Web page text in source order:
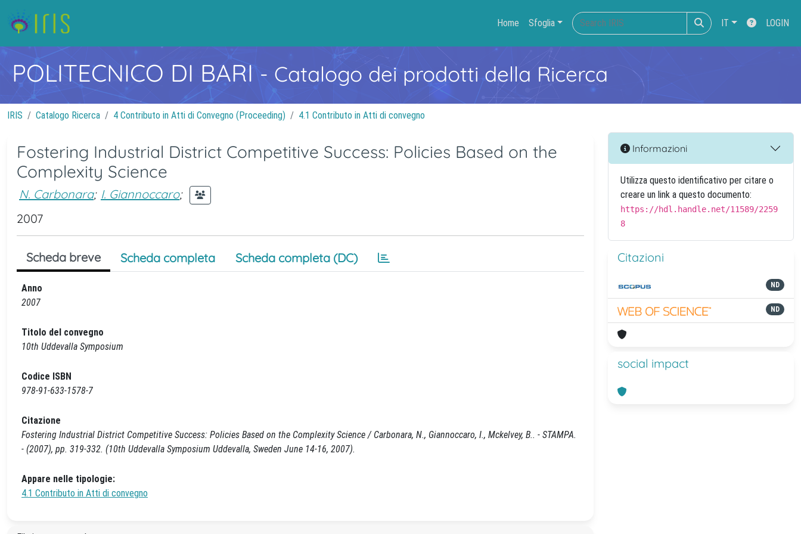
Home Sfoglia IT LOGIN
POLITECNICO DI BARI- Catalogo dei prodotti della Ricerca
IRIS Catalogo Ricerca 4 Contributo in Atti di Convegno (Proceeding) 4.1 Contributo in Atti di convegno
Fostering Industrial District Competitive Success: Policies Based on the
Complexity Science
N. Carbonara; I. Giannoccaro;
2007
Scheda breve Scheda completa Scheda completa (DC)
Anno
2007
Titolo del convegno
10th Uddevalla Symposium
Codice ISBN
978-91-633-1578-7
Citazione
Fostering Industrial District Competitive Success: Policies Based on the Complexity Science / Carbonara, N., Giannoccaro, I., Mckelvey, B.. - STAMPA.
- (2007), pp. 319-332. (10th Uddevalla Symposium Uddevalla, Sweden June 14-16, 2007).
Appare nelle tipologie:
4.1 Contributo in Atti di convegno
Informazioni
Utilizza questo identificativo per citare o
creare un link a questo documento:
https://hdl.handle.net/11589/2259
8
Citazioni
ND
ND
social impact